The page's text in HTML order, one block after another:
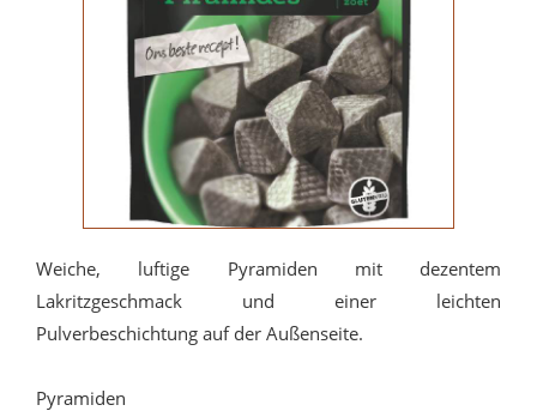
Weiche, luftige Pyramiden mit dezentem
Lakritzgeschmack und einer leichten
Pulverbeschichtung auf der Außenseite.
Pyramiden